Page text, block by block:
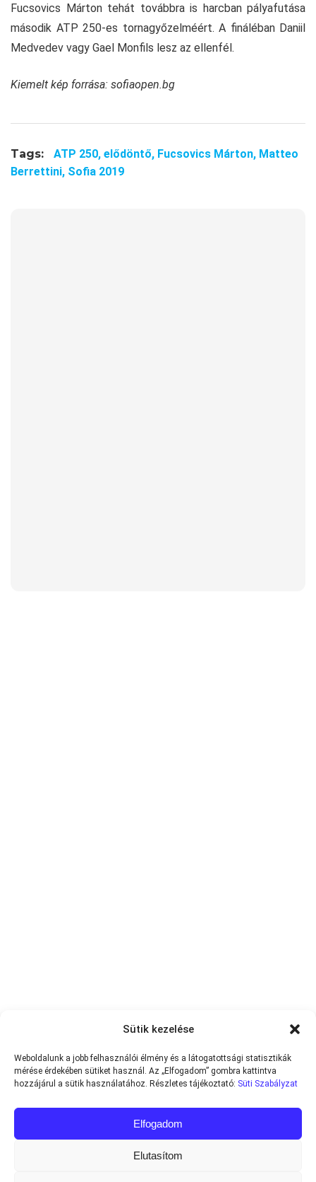
Sütik kezelése
Weboldalunk a jobb felhasználói élmény és a látogatottsági statisztikák
mérése érdekében sütiket használ. Az „Elfogadom” gombra kattintva
hozzájárul a sütik használatához. Részletes tájékoztató: Süti Szabályzat
Elfogadom
Elutasítom
Fucsovics Márton tehát továbbra is harcban pályafutása
második ATP 250-es tornagyőzelméért. A fináléban Daniil
Medvedev vagy Gael Monfils lesz az ellenfél.
Kiemelt kép forrása: sofiaopen.bg
Tags: ATP 250, elődöntő, Fucsovics Márton, Matteo
Berrettini, Sofia 2019